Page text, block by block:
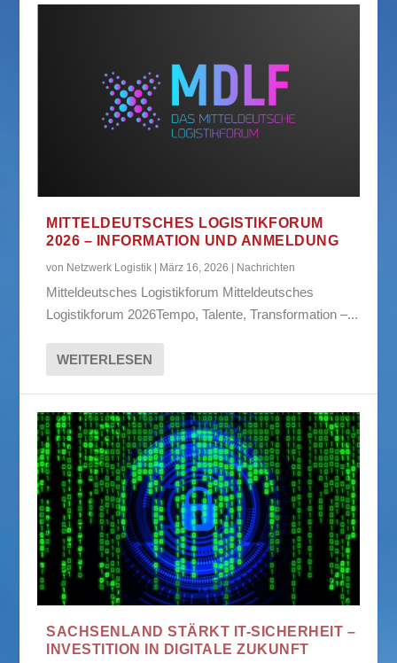
MITTELDEUTSCHES LOGISTIKFORUM
2026 – INFORMATION UND ANMELDUNG
von Netzwerk Logistik März 16, 2026 Nachrichten
Mitteldeutsches Logistikforum Mitteldeutsches
Logistikforum 2026Tempo, Talente, Transformation –...
WEITERLESEN
SACHSENLAND STÄRKT IT-SICHERHEIT –
INVESTITION IN DIGITALE ZUKUNFT